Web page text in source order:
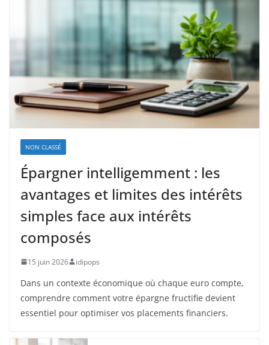
NON CLASSÉ
Épargner intelligemment : les
avantages et limites des intérêts
simples face aux intérêts
composés
15 juin 2026 idipops
Dans un contexte économique où chaque euro compte,
comprendre comment votre épargne fructifie devient
essentiel pour optimiser vos placements financiers.